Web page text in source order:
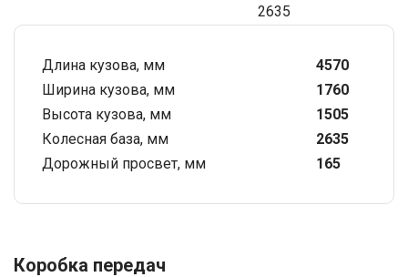
2635
Длина кузова, мм
4570
Ширина кузова, мм
1760
Высота кузова, мм
1505
Колесная база, мм
2635
Дорожный просвет, мм
165
Коробка передач